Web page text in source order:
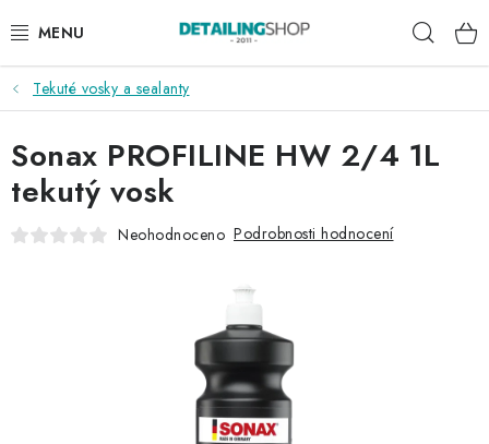
na
AKCE
NOVINKY
EXTERIÉR
DÁRKOVÉ SADY A POUKAZY
Tekuté vosky a sealanty
Sonax PROFILINE HW 2/4 1L
tekutý vosk
Neohodnoceno Podrobnosti hodnocení